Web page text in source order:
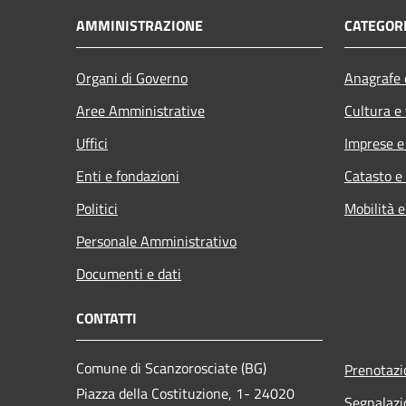
AMMINISTRAZIONE
Organi di Governo
Aree Amministrative
Uffici
Enti e fondazioni
Politici
Personale Amministrativo
Documenti e dati
Cultura
Imprese
Catasto
Mobilità
CONTATTI
Comune di Scanzorosciate (BG)
Piazza della Costituzione, 1- 24020